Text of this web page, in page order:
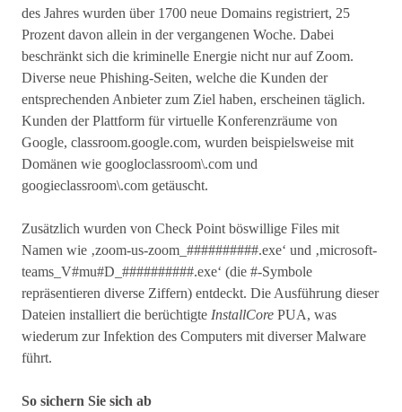
des Jahres wurden über 1700 neue Domains registriert, 25
Prozent davon allein in der vergangenen Woche. Dabei
beschränkt sich die kriminelle Energie nicht nur auf Zoom.
Diverse neue Phishing-Seiten, welche die Kunden der
entsprechenden Anbieter zum Ziel haben, erscheinen täglich.
Kunden der Plattform für virtuelle Konferenzräume von
Google, classroom.google.com, wurden beispielsweise mit
Domänen wie googloclassroom\.com und
googieclassroom\.com getäuscht.
Zusätzlich wurden von Check Point böswillige Files mit
Namen wie ‚zoom-us-zoom_##########.exe‘ und ‚microsoft-
teams_V#mu#D_##########.exe‘ (die #-Symbole
repräsentieren diverse Ziffern) entdeckt. Die Ausführung dieser
Dateien installiert die berüchtigte InstallCore PUA, was
wiederum zur Infektion des Computers mit diverser Malware
führt.
So sichern Sie sich ab